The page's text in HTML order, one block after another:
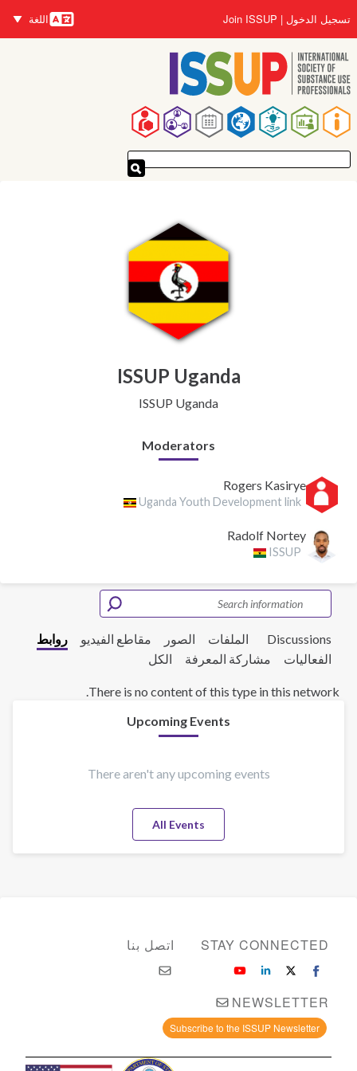
إلى
المحتوى
الرئيسي
تسجيل الدخول Join ISSUP
اللغات
اللغة
القائمة
الرئيسية
ISSUP Uganda
ISSUP Uganda
Moderators
Rogers Kasirye
Uganda Youth Development link
Radolf Nortey
ISSUP
Discussions الملفات الصور مقاطع الفيديو
روابط
الفعاليات
مشاركة المعرفة الكل
There is no content of this type in this network.
Upcoming Events
There aren't any upcoming events
All Events
اتصل بنا STAY CONNECTED
NEWSLETTER
Subscribe to the ISSUP Newsletter